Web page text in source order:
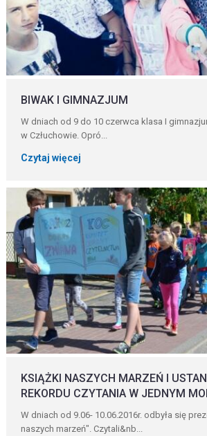
BIWAK I GIMNAZJUM
W dniach od 9 do 10 czerwca klasa I
w Człuchowie. Opró...
Czytaj więcej
KSIĄŻKI NASZYCH MARZEŃ I
REKORDU CZYTANIA W JEDNYM
W dniach od 9.06- 10.06.2016r. odbyła się
naszych marzeń". Czytali&nb...